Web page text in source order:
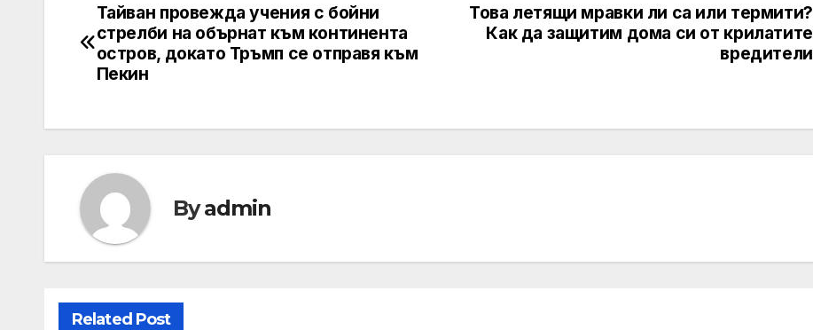
Post
navigation
Това летящи мравки ли са или термити?
Как да защитим дома си от крилатите
вредители
Тайван провежда учения с бойни
стрелби на обърнат към континента
остров, докато Тръмп се отправя към
Пекин
Byadmin
Related Post